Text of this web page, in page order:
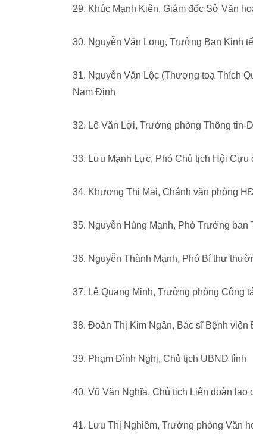
29. Khúc Mạnh Kiên, Giám đốc Sở Văn
30. Nguyễn Văn Long, Trưởng Ban Kinh
31. Nguyễn Văn Lộc (Thượng toạ Thích
Nam Định
32. Lê Văn Lợi, Trưởng phòng Thông tin-
33. Lưu Mạnh Lực, Phó Chủ tịch Hội Cựu
34. Khương Thị Mai, Chánh văn phòng
35. Nguyễn Hùng Mạnh, Phó Trưởng ban
36. Nguyễn Thành Mạnh, Phó Bí thư
37. Lê Quang Minh, Trưởng phòng Công
38. Đoàn Thị Kim Ngân, Bác sĩ Bệnh viện
39. Phạm Đình Nghị, Chủ tịch UBND tỉnh
40. Vũ Văn Nghĩa, Chủ tịch Liên đoàn lao
41. Lưu Thị Nghiêm, Trưởng phòng Văn